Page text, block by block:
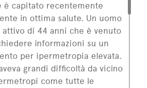
è capitato recentemente
in ottima salute. Un uomo
di 44 anni che è venuto
informazioni su un
per ipermetropia elevata.
grandi difficoltà da vicino
come tutte le